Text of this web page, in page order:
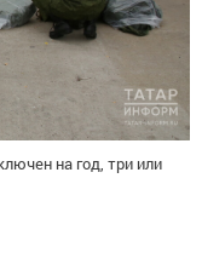
на год, три или